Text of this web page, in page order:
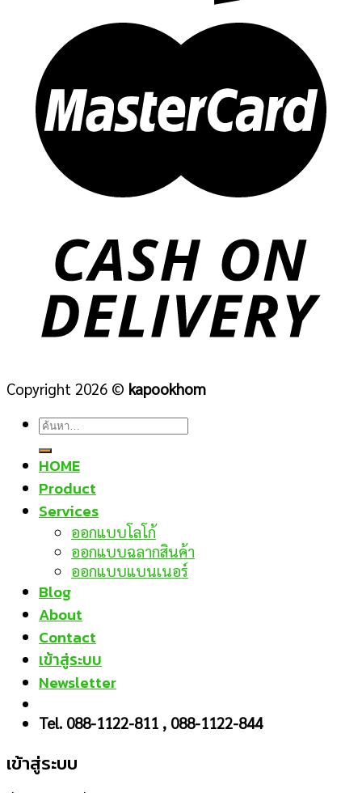
Copyright 2026 © kapookhom
ค้นหา:
HOME
Product
Services
ออกแบบโลโก้
ออกแบบฉลากสินค้า
ออกแบบแบนเนอร์
Blog
About
Contact
เข้าสู่ระบบ
Newsletter
Tel. 088-1122-811 , 088-1122-844
เข้าสู่ระบบ